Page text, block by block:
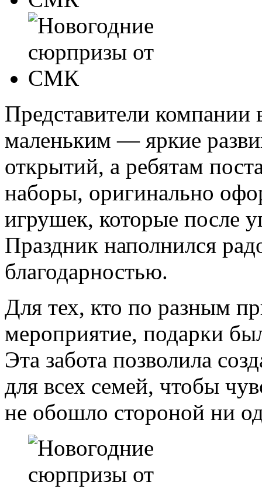
Представители
маленьким — яркие
открытий, а ребятам
наборы, оригинально
игрушек, которые после
Праздник наполнился
благодарностью.
Для тех, кто по разным
мероприятие, подарки
Эта забота позволила
для всех семей, чтобы
не обошло стороной ни